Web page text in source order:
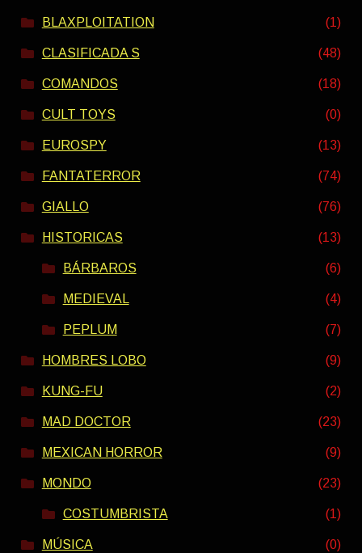
BLAXPLOITATION (1)
CLASIFICADA S (48)
COMANDOS (18)
CULT TOYS (0)
EUROSPY (13)
FANTATERROR (74)
GIALLO (76)
HISTORICAS (13)
BÁRBAROS (6)
MEDIEVAL (4)
PEPLUM (7)
HOMBRES LOBO (9)
KUNG-FU (2)
MAD DOCTOR (23)
MEXICAN HORROR (9)
MONDO (23)
COSTUMBRISTA (1)
MÚSICA (0)